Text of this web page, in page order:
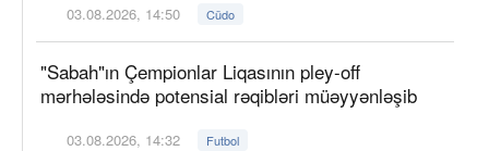
03.08.2026, 14:50 Cüdo
"Sabah"ın Çempionlar Liqasının pley-off
mərhələsində potensial rəqibləri müəyyənləşib
03.08.2026, 14:32 Futbol